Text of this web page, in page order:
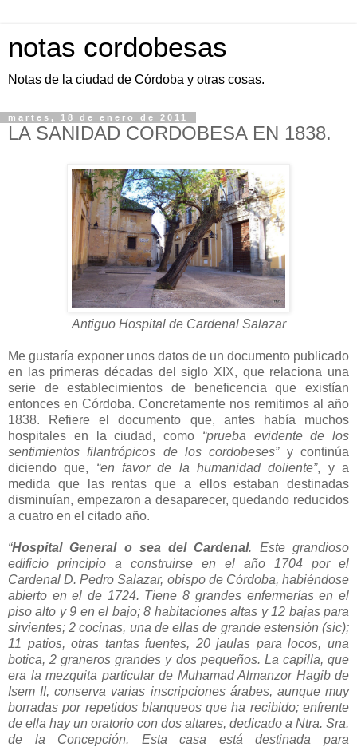
notas cordobesas
Notas de la ciudad de Córdoba y otras cosas.
martes, 18 de enero de 2011
LA SANIDAD CORDOBESA EN 1838.
Antiguo Hospital de Cardenal Salazar
Me gustaría exponer unos datos de un documento publicado
en las primeras décadas del siglo XIX, que relaciona una
serie de establecimientos de beneficencia que existían
entonces en Córdoba. Concretamente nos remitimos al año
1838. Refiere el documento que, antes había muchos
hospitales en la ciudad, como “prueba evidente de los
sentimientos filantrópicos de los cordobeses” y continúa
diciendo que, “en favor de la humanidad doliente”, y a
medida que las rentas que a ellos estaban destinadas
disminuían, empezaron a desaparecer, quedando reducidos
a cuatro en el citado año.
“Hospital General o sea del Cardenal. Este grandioso
edificio principio a construirse en el año 1704 por el
Cardenal D. Pedro Salazar, obispo de Córdoba, habiéndose
abierto en el de 1724. Tiene 8 grandes enfermerías en el
piso alto y 9 en el bajo; 8 habitaciones altas y 12 bajas para
sirvientes; 2 cocinas, una de ellas de grande estensión (sic);
11 patios, otras tantas fuentes, 20 jaulas para locos, una
botica, 2 graneros grandes y dos pequeños. La capilla, que
era la mezquita particular de Muhamad Almanzor Hagib de
Isem II, conserva varias inscripciones árabes, aunque muy
borradas por repetidos blanqueos que ha recibido; enfrente
de ella hay un oratorio con dos altares, dedicado a Ntra. Sra.
de la Concepción. Esta casa está destinada para